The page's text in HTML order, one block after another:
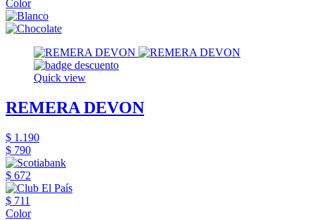
Color
Quick view
REMERA DEVON
$ 1.190
$ 790
$ 672
$ 711
Color